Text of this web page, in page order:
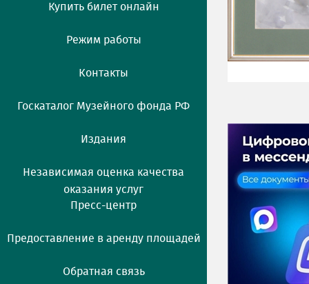
Купить билет онлайн
Режим работы
Контакты
Госкаталог Музейного фонда РФ
Издания
Независимая оценка качества
оказания услуг
Пресс-центр
Предоставление в аренду площадей
Обратная связь